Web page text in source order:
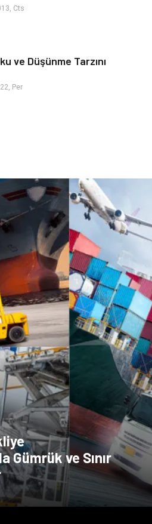
Cts
ve Düşünme Tarzını
Per
Gümrük ve Sınır